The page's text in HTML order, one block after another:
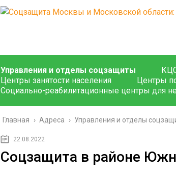
Управления и отделы соцзащиты
Центры занятости населения
Центры
Социально-реабилитационные центры для
Главная › Адреса › Управления и отделы
22.08.2022
Соцзащита в районе